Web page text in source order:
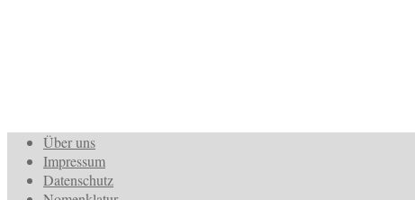
Über uns
Impressum
Datenschutz